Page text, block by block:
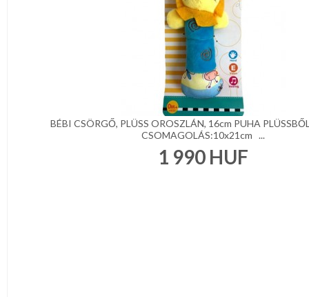
BÉBI CSÖRGŐ, PLÜSS OROSZLÁN, 16cm PUHA
CSOMAGOLÁS:10x21cm ...
1 990 HUF